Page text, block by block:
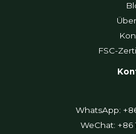
FSC-
WhatsApp:
WeChat: +86